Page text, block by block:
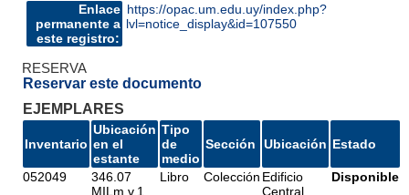
Enlace
permanente a
este registro:
https://opac.um.edu.uy/index.php?
lvl=notice_display&id=107550
RESERVA
Reservar este documento
EJEMPLARES
Inventario
Ubicación
en el
estante
Tipo
de
medio
Sección Ubicación Estado
052049
346.07
MILm v.1
Libro Colección Edificio
Central
Disponible